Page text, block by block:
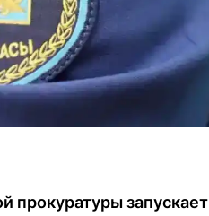
прокуратуры запускает